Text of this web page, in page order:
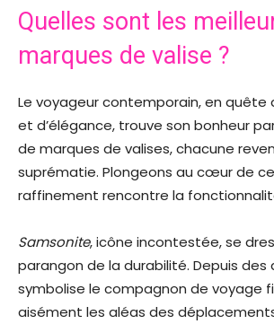
Quelles sont les
marques de valise ?
Le voyageur contemporain, en quête
et d’élégance, trouve son bonheur
de marques de valises, chacune
suprématie. Plongeons au cœur de
raffinement rencontre la
Samsonite, icône incontestée, se
parangon de la durabilité. Depuis des
symbolise le compagnon de voyage
aisément les aléas des